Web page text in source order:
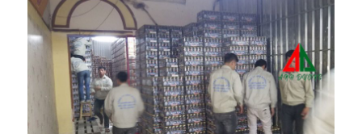
–
0974.599.988